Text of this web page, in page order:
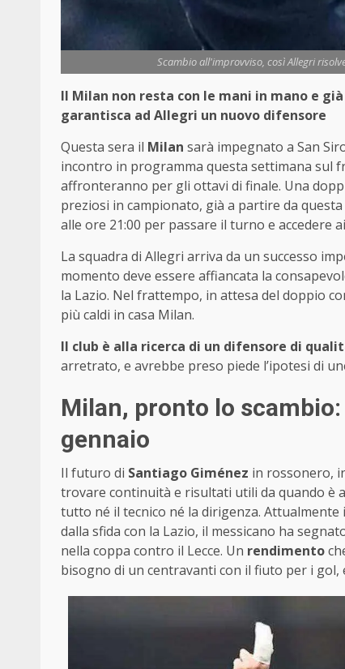
Scambio all'improvviso, così Allegri
Il Milan non resta con le mani in mano e
garantisca ad Allegri un nuovo difensore
Questa sera il Milan sarà impegnato a San
incontro in programma questa settimana sul
affronteranno per gli ottavi di finale. Una
preziosi in campionato, già a partire da
alle ore 21:00 per passare il turno e accedere
La squadra di Allegri arriva da un successo
momento deve essere affiancata la
la Lazio. Nel frattempo, in attesa del doppio
più caldi in casa Milan.
Il club è alla ricerca di un difensore di
arretrato, e avrebbe preso piede l’ipotesi di
Milan, pronto lo
gennaio
Il futuro di Santiago Giménez in rossonero,
trovare continuità e risultati utili da quando è
tutto né il tecnico né la dirigenza.
dalla sfida con la Lazio, il messicano ha
nella coppa contro il Lecce. Un rendimento
bisogno di un centravanti con il fiuto per i